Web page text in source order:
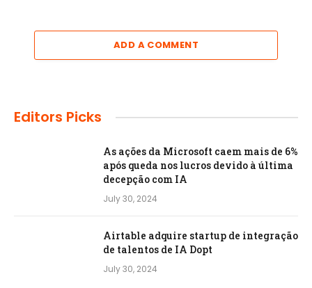
ADD A COMMENT
Editors Picks
As ações da Microsoft caem mais de 6%
após queda nos lucros devido à última
decepção com IA
July 30, 2024
Airtable adquire startup de integração
de talentos de IA Dopt
July 30, 2024